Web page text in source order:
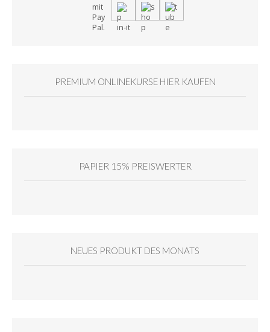
PREMIUM ONLINEKURSE HIER KAUFEN
PAPIER 15% PREISWERTER
NEUES PRODUKT DES MONATS